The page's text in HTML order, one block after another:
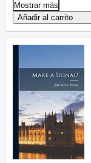
Mostrar más
Añadir al carrito